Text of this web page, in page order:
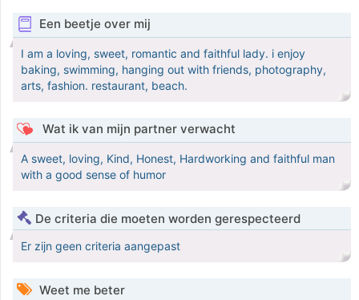
Een beetje over mij
I am a loving, sweet, romantic and faithful lady. i enjoy
baking, swimming, hanging out with friends, photography,
arts, fashion. restaurant, beach.
Wat ik van mijn partner verwacht
A sweet, loving, Kind, Honest, Hardworking and faithful man
with a good sense of humor
De criteria die moeten worden gerespecteerd
Er zijn geen criteria aangepast
Weet me beter